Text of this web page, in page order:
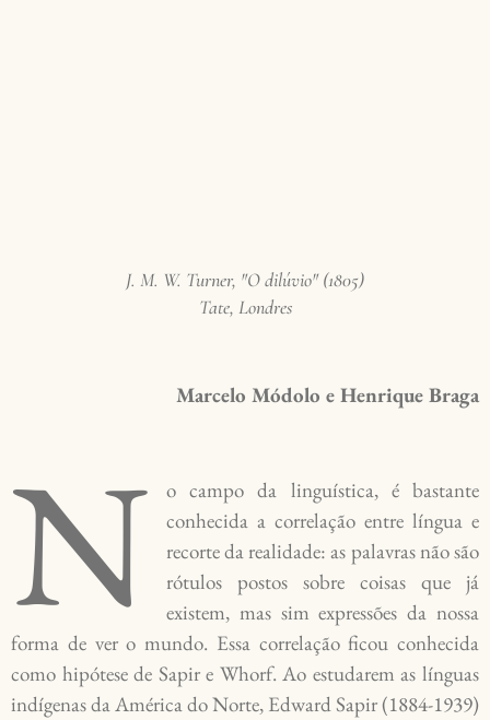
J. M. W. Turner, "O dilúvio" (1805)
Tate, Londres
Marcelo Módolo e Henrique Braga
N
o campo da linguística, é bastante
conhecida a correlação entre língua e
recorte da realidade: as palavras não são
rótulos postos sobre coisas que já
existem, mas sim expressões da nossa
forma de ver o mundo. Essa correlação ficou conhecida
como hipótese de Sapir e Whorf. Ao estudarem as línguas
indígenas da América do Norte, Edward Sapir (1884-1939)